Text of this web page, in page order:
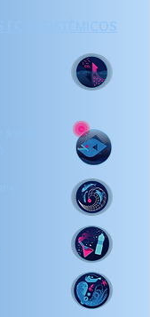
ECOSSISTÊMICOS
vida
e